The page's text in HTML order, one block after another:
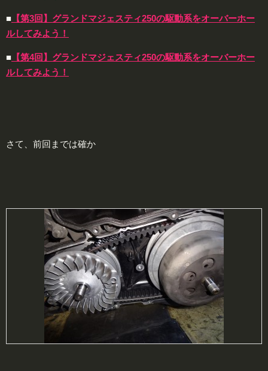
■ 【第3回】グランドマジェスティ250の駆動系をオーバーホー
ルしてみよう！
■ 【第4回】グランドマジェスティ250の駆動系をオーバーホー
ルしてみよう！
さて、前回までは確か